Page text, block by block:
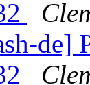
de]